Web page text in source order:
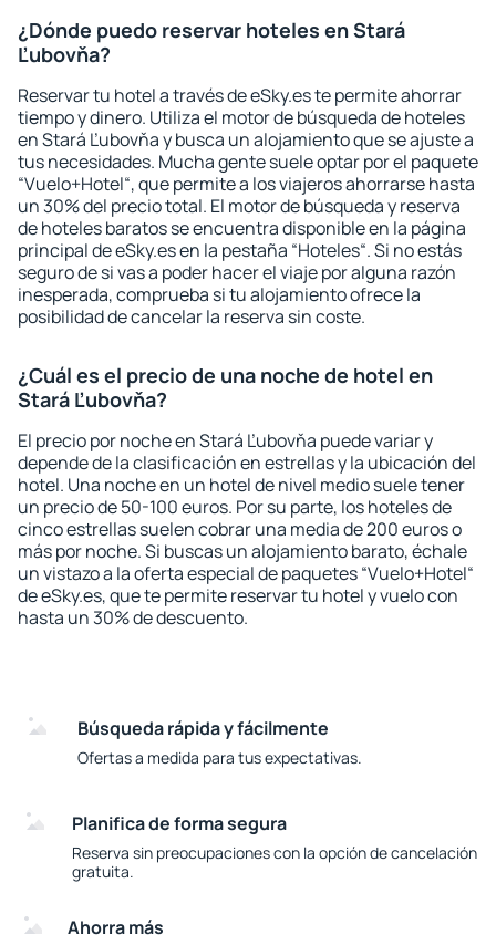
¿Dónde puedo reservar hoteles en Stará
Ľubovňa?
Reservar tu hotel a través de eSky.es te permite ahorrar
tiempo y dinero. Utiliza el motor de búsqueda de hoteles
en Stará Ľubovňa y busca un alojamiento que se ajuste a
tus necesidades. Mucha gente suele optar por el paquete
“Vuelo+Hotel“, que permite a los viajeros ahorrarse hasta
un 30% del precio total. El motor de búsqueda y reserva
de hoteles baratos se encuentra disponible en la página
principal de eSky.es en la pestaña “Hoteles“. Si no estás
seguro de si vas a poder hacer el viaje por alguna razón
inesperada, comprueba si tu alojamiento ofrece la
posibilidad de cancelar la reserva sin coste.
¿Cuál es el precio de una noche de hotel en
Stará Ľubovňa?
El precio por noche en Stará Ľubovňa puede variar y
depende de la clasificación en estrellas y la ubicación del
hotel. Una noche en un hotel de nivel medio suele tener
un precio de 50-100 euros. Por su parte, los hoteles de
cinco estrellas suelen cobrar una media de 200 euros o
más por noche. Si buscas un alojamiento barato, échale
un vistazo a la oferta especial de paquetes “Vuelo+Hotel“
de eSky.es, que te permite reservar tu hotel y vuelo con
hasta un 30% de descuento.
Búsqueda rápida y fácilmente
Ofertas a medida para tus expectativas.
Planifica de forma segura
Reserva sin preocupaciones con la opción de cancelación
gratuita.
Ahorra más